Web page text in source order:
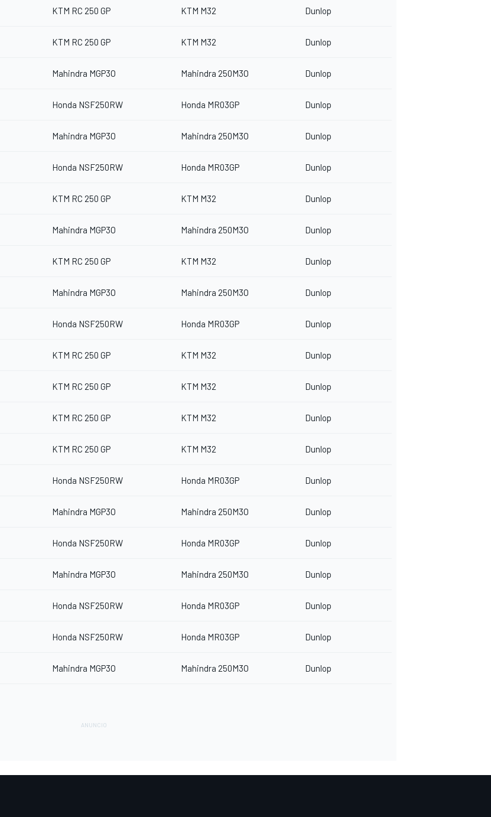
KTM RC 250 GP KTM M32 Dunlop
KTM RC 250 GP KTM M32 Dunlop
Mahindra MGP3O Mahindra 250M3O Dunlop
Honda NSF250RW Honda MR03GP Dunlop
Mahindra MGP3O Mahindra 250M3O Dunlop
Honda NSF250RW Honda MR03GP Dunlop
KTM RC 250 GP KTM M32 Dunlop
Mahindra MGP3O Mahindra 250M3O Dunlop
KTM RC 250 GP KTM M32 Dunlop
Mahindra MGP3O Mahindra 250M3O Dunlop
Honda NSF250RW Honda MR03GP Dunlop
KTM RC 250 GP KTM M32 Dunlop
KTM RC 250 GP KTM M32 Dunlop
KTM RC 250 GP KTM M32 Dunlop
KTM RC 250 GP KTM M32 Dunlop
Honda NSF250RW Honda MR03GP Dunlop
Mahindra MGP3O Mahindra 250M3O Dunlop
Honda NSF250RW Honda MR03GP Dunlop
Mahindra MGP3O Mahindra 250M3O Dunlop
Honda NSF250RW Honda MR03GP Dunlop
Honda NSF250RW Honda MR03GP Dunlop
Mahindra MGP3O Mahindra 250M3O Dunlop